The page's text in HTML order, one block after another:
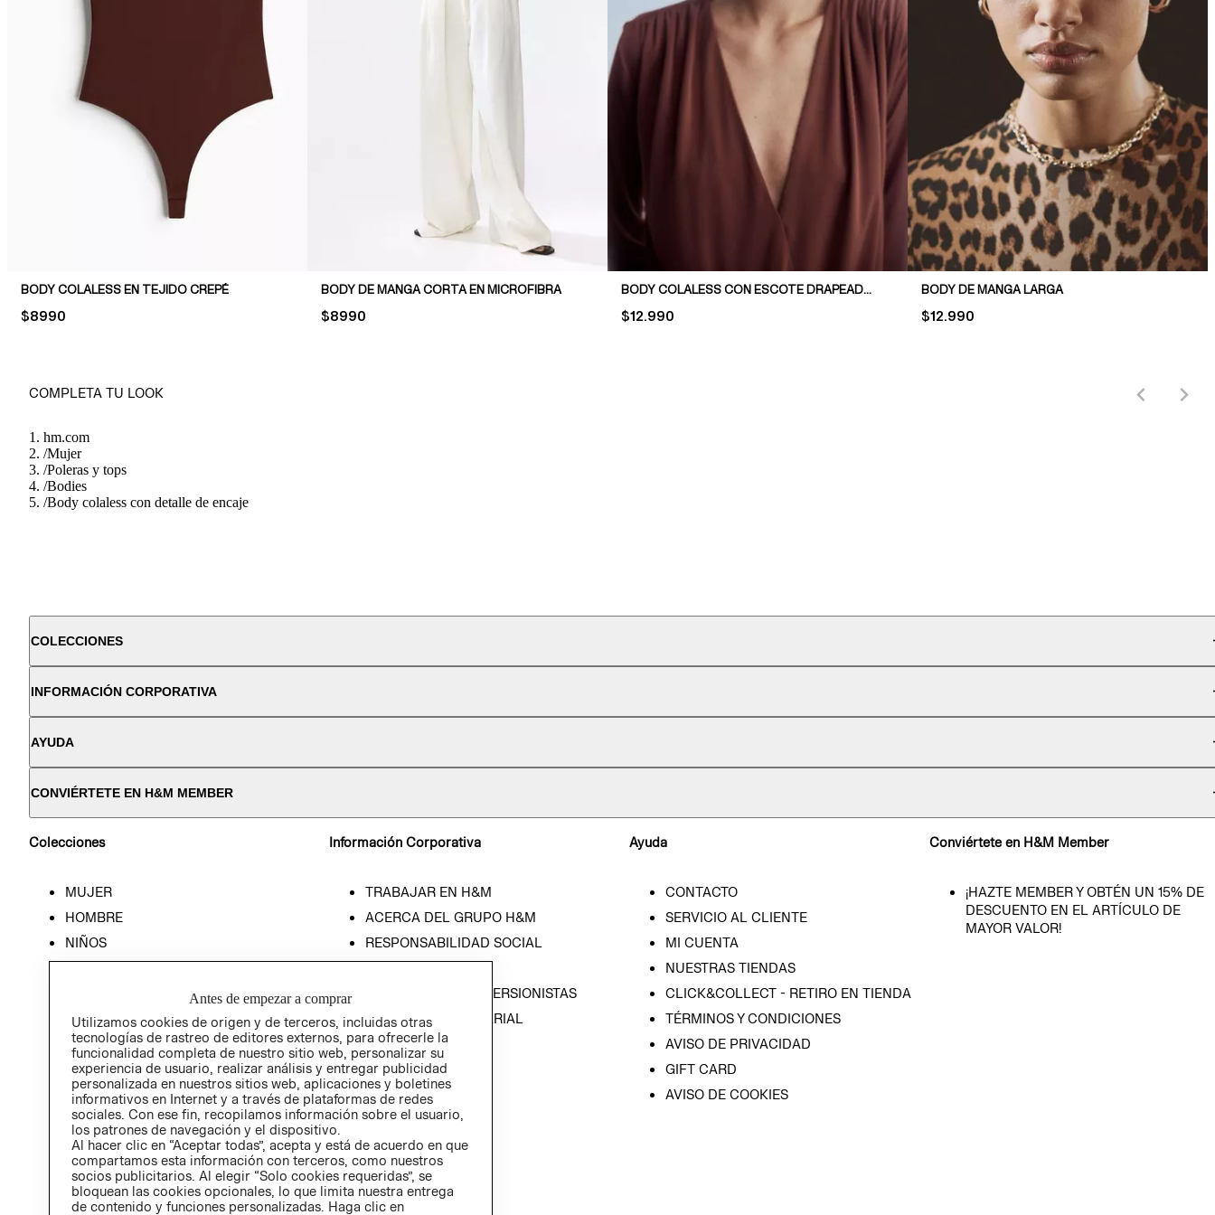
BODY COLALESS EN TEJIDO CREPÉ
PRICE:
$8990
BODY DE MANGA CORTA EN MICROFIBRA
PRICE:
$8990
BODY COLALESS CON ESCOTE DRAPEADO EN V
PRICE:
$12.990
BODY DE MANGA LARGA
PRICE:
$12.990
COMPLETA TU LOOK
hm.com
/Mujer
/Poleras y tops
/Bodies
/Body colaless con detalle de encaje
COLECCIONES
INFORMACIÓN CORPORATIVA
AYUDA
CONVIÉRTETE EN H&M MEMBER
Colecciones
MUJER
HOMBRE
NIÑOS
Información Corporativa
TRABAJAR EN H&M
ACERCA DEL GRUPO H&M
RESPONSABILIDAD SOCIAL
RELACIÓN CON INVERSIONISTAS
POLÍTICA EMPRESARIAL
Ayuda
CONTACTO
SERVICIO AL CLIENTE
MI CUENTA
NUESTRAS TIENDAS
CLICK&COLLECT - RETIRO EN TIENDA
TÉRMINOS Y CONDICIONES
AVISO DE PRIVACIDAD
GIFT CARD
AVISO DE COOKIES
Conviértete en H&M Member
¡HAZTE MEMBER Y OBTÉN UN 15% DE
DESCUENTO EN EL ARTÍCULO DE
MAYOR VALOR!
Antes de empezar a comprar
Utilizamos cookies de origen y de terceros, incluidas otras
tecnologías de rastreo de editores externos, para ofrecerle la
funcionalidad completa de nuestro sitio web, personalizar su
experiencia de usuario, realizar análisis y entregar publicidad
personalizada en nuestros sitios web, aplicaciones y boletines
informativos en Internet y a través de plataformas de redes
sociales. Con ese fin, recopilamos información sobre el usuario,
los patrones de navegación y el dispositivo.
Al hacer clic en “Aceptar todas”, acepta y está de acuerdo en que
compartamos esta información con terceros, como nuestros
socios publicitarios. Al elegir “Solo cookies requeridas”, se
bloquean las cookies opcionales, lo que limita nuestra entrega
de contenido y funciones personalizadas. Haga clic en